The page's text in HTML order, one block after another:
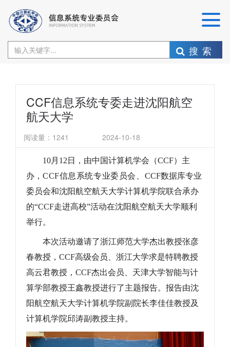
搜索
CCF信息系统专委走进沈阳航空
航天大学
阅读量： 1241 2024-10-18
10月12日，由中国计算机学会（CCF）主
办， CCF信息系统专业委员会、 CCF数据库专业
委员会和沈阳航空航天大学计算机学院联合承办
的“CCF走进高校”活动在沈阳航空航天大学顺利
举行。
本次活动邀请了浙江师范大学杰出教授张彦
春教授，CCF高级会员、浙江大学求是特聘教授
高云君教授，CCF杰出会员、天津大学智能与计
算学部教授王鑫教授进行了主题报告。报告由沈
阳航空航天大学计算机学院副院长李佳佳教授及
计算机学院邱涛副教授主持。